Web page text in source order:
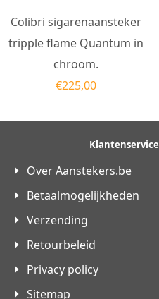
Colibri sigarenaansteker
tripple flame Quantum in
chroom.
€225,00
Klantenservice
Over Aanstekers.be
Betaalmogelijkheden
Verzending
Retourbeleid
Privacy policy
Sitemap